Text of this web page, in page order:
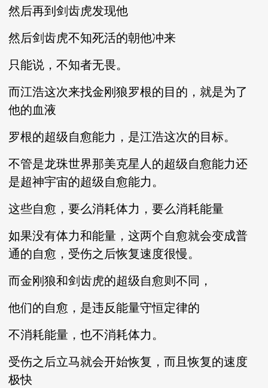
然后再到剑齿虎发现他
然后剑齿虎不知死活的朝他冲来
只能说，不知者无畏。
而江浩这次来找金刚狼罗根的目的，就是为了
他的血液
罗根的超级自愈能力，是江浩这次的目标。
不管是龙珠世界那美克星人的超级自愈能力还
是超神宇宙的超级自愈能力。
这些自愈，要么消耗体力，要么消耗能量
如果没有体力和能量，这两个自愈就会变成普
通的自愈，受伤之后恢复速度很慢。
而金刚狼和剑齿虎的超级自愈则不同，
他们的自愈，是违反能量守恒定律的
不消耗能量，也不消耗体力。
受伤之后立马就会开始恢复，而且恢复的速度
极快